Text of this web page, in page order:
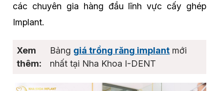
các chuyên gia hàng đầu lĩnh vực cấy ghép
Implant.
Bảng giá trồng răng implant mới
nhất tại Nha Khoa I-DENT